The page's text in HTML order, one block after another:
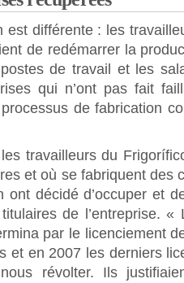
est différente : les
de redémarrer la
de travail et les
qui n’ont pas fait
de fabrication
travailleurs du
et où se fabriquent des
ont décidé d’occuper et
de l’entreprise.
par le licenciement
et en 2007 les derniers
révolter. Ils